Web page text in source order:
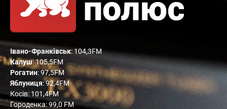
Івано-Франківськ: 104,3FM
Калуш: 105,5FM
Рогатин: 97,5FM
Яблуниця: 92,4FM
Косів: 101,4FM
Городенка: 99,0 FM